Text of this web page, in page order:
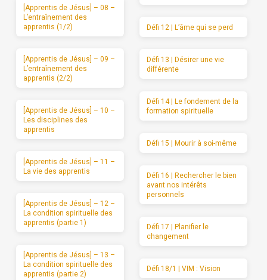
[Apprentis de Jésus] – 08 –
L’entraînement des
apprentis (1/2)
[Apprentis de Jésus] – 09 –
L’entraînement des
apprentis (2/2)
[Apprentis de Jésus] – 10 –
Les disciplines des
apprentis
[Apprentis de Jésus] – 11 –
La vie des apprentis
[Apprentis de Jésus] – 12 –
La condition spirituelle des
apprentis (partie 1)
[Apprentis de Jésus] – 13 –
La condition spirituelle des
apprentis (partie 2)
Défi 12 | L’âme qui se perd
Défi 13 | Désirer une vie
différente
Défi 14 | Le fondement de la
formation spirituelle
Défi 15 | Mourir à soi-même
Défi 16 | Rechercher le bien
avant nos intérêts
personnels
Défi 17 | Planifier le
changement
Défi 18/1 | VIM : Vision